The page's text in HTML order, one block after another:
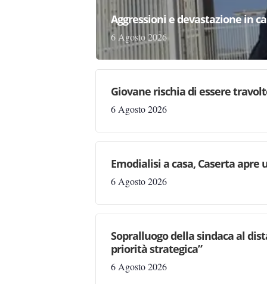
Aggressioni e devastazione in
6 Agosto 2026
Giovane rischia di essere
6 Agosto 2026
Emodialisi a casa, Caserta apre
6 Agosto 2026
Sopralluogo della sindaca al
priorità strategica”
6 Agosto 2026